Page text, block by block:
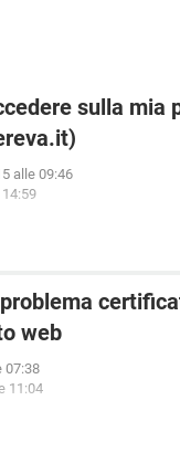
sulla mia
alle 09:46
web
07:38
11:04